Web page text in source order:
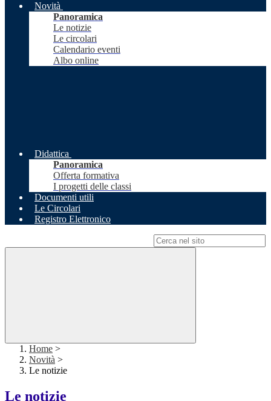
Novità
Panoramica
Le notizie
Le circolari
Calendario eventi
Albo online
Didattica
Panoramica
Offerta formativa
I progetti delle classi
Documenti utili
Le Circolari
Registro Elettronico
Home >
Novità >
Le notizie
Le notizie